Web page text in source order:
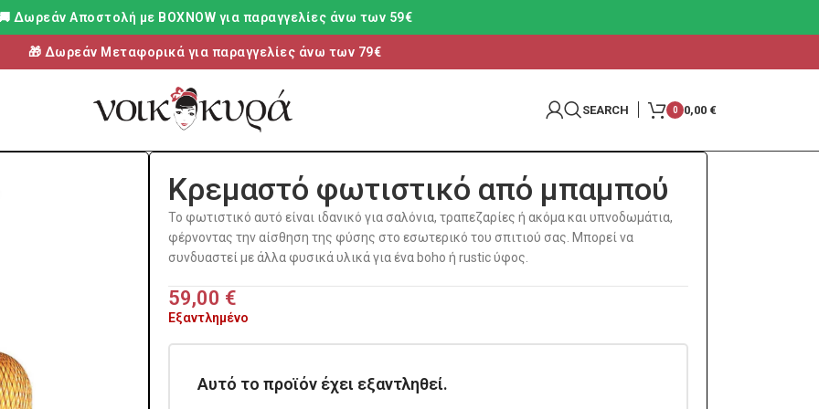
Δωρεάν Aποστολή με BOXNOW για παραγγελίες άνω των 59€
🎁 Δωρεάν Μεταφορικά για παραγγελίες άνω των 79€
SEARCH 0 0,00 €
Κρεμαστό φωτιστικό από μπαμπού
Το φωτιστικό αυτό είναι ιδανικό για σαλόνια, τραπεζαρίες ή ακόμα και υπνοδωμάτια,
φέρνοντας την αίσθηση της φύσης στο εσωτερικό του σπιτιού σας. Μπορεί να
συνδυαστεί με άλλα φυσικά υλικά για ένα boho ή rustic ύφος.
59,00 €
Εξαντλημένο
Αυτό το προϊόν έχει εξαντληθεί.